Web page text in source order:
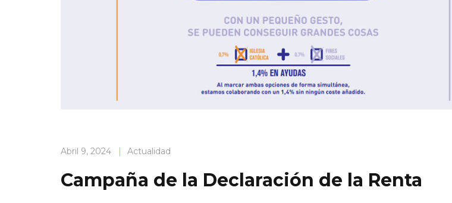
Abril 9, 2024 | Actualidad
Campaña de la Declaración de la Renta